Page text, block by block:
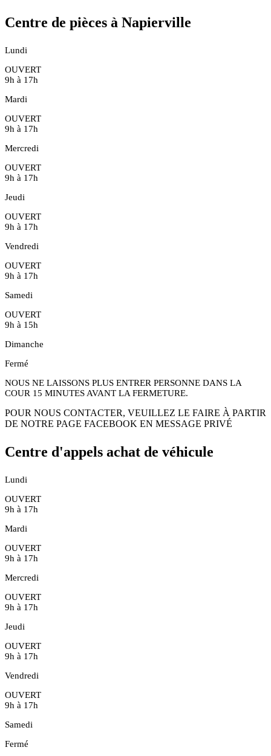
Centre de pièces à Napierville
Lundi
OUVERT
9h à 17h
Mardi
OUVERT
9h à 17h
Mercredi
OUVERT
9h à 17h
Jeudi
OUVERT
9h à 17h
Vendredi
OUVERT
9h à 17h
Samedi
OUVERT
9h à 15h
Dimanche
Fermé
NOUS NE LAISSONS PLUS ENTRER PERSONNE DANS LA
COUR 15 MINUTES AVANT LA FERMETURE.
POUR NOUS CONTACTER, VEUILLEZ LE FAIRE À PARTIR
DE NOTRE PAGE FACEBOOK EN MESSAGE PRIVÉ
Centre d'appels achat de véhicule
Lundi
OUVERT
9h à 17h
Mardi
OUVERT
9h à 17h
Mercredi
OUVERT
9h à 17h
Jeudi
OUVERT
9h à 17h
Vendredi
OUVERT
9h à 17h
Samedi
Fermé